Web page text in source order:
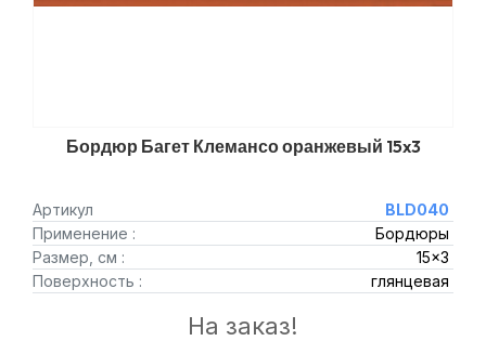
Бордюр Багет Клемансо оранжевый 15x3
Артикул
BLD040
Применение :
Бордюры
Размер, см :
15x3
Поверхность :
глянцевая
На заказ!